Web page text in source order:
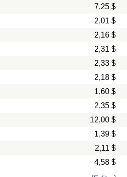
7,25 $
2,01 $
2,16 $
2,31 $
2,33 $
2,18 $
1,60 $
2,35 $
12,00 $
1,39 $
2,11 $
4,58 $